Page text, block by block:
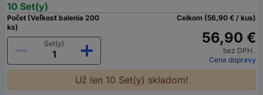
10 Set(y)
Počet (Veľkosť balenia 200
ks)
Set(y)
Celkom (56,90 € / kus)
56,90 €
bez DPH.
Cena dopravy
Už len 10 Set(y) skladom!